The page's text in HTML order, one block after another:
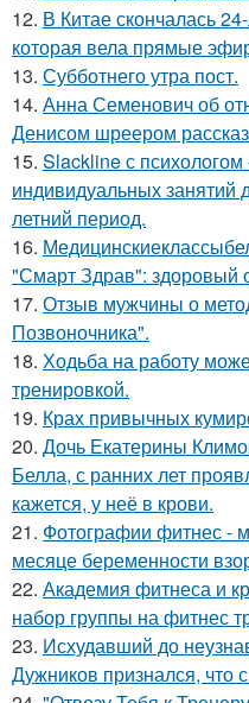
12. В Китае скончалась
которая вела прямые
13. Субботнего утра пост.
14. Анна Семенович об
Денисом шреером
15. Slackline с
индивидуальных занятий
летний период.
16.
"Смарт Здрав": здоровый
17. Отзыв мужчины о
Позвоночника".
18. Ходьба на работу
тренировкой.
19. Крах привычных
20. Дочь Екатерины
Белла, с ранних лет
кажется, у неё в крови.
21. Фотографии фитнес -
месяце беременности
22. Академия фитнеса и
набор группы на фитнес
23. Исхудавший до
Дужников признался, что